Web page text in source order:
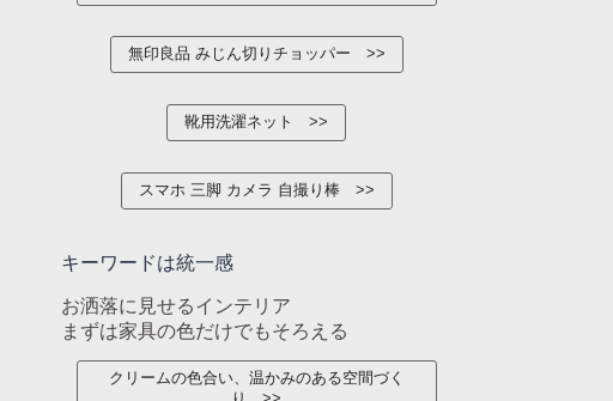
無印良品 みじん切りチョッパー
靴用洗濯ネット
スマホ 三脚 カメラ 自撮り棒
キーワードは統一感
お洒落に見せるインテリア
まずは家具の色だけでもそろえる
クリームの色合い、温かみのある空間づく